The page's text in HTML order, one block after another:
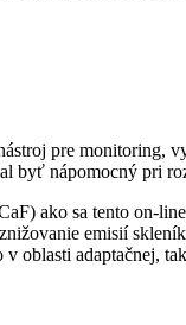
pre monitoring,
byť nápomocný pri
ako sa tento on-
emisií
oblasti adaptačnej,